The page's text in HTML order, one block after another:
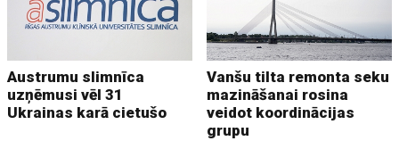
Austrumu slimnīca
uzņēmusi vēl 31
Ukrainas karā cietušo
Vanšu tilta remonta seku
mazināšanai rosina
veidot koordinācijas
grupu